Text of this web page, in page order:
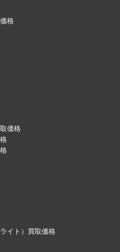
格
価格
イト）買取価格